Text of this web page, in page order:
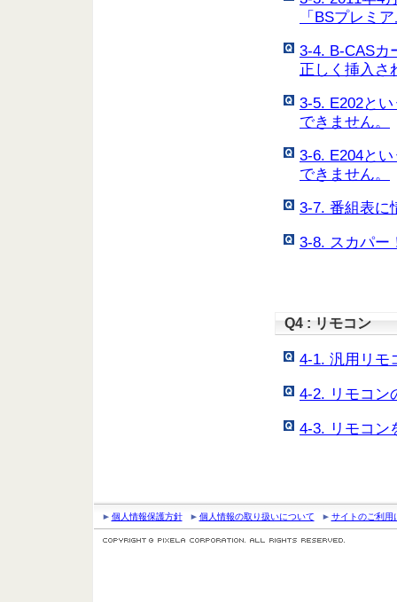
「BSプレミ
3-4. B-CASカ
正しく挿入さ
3-5. E202と
できません。
3-6. E204と
できません。
3-7. 番組表に
3-8. スカパー
Q4 : リモコン
4-1. 汎用リモ
4-2. リモコン
4-3. リモコン
個人情報保護方針 個人情報の取り扱いについて サイトのご利用